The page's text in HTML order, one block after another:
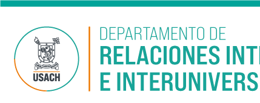
Pasar al contenido principal